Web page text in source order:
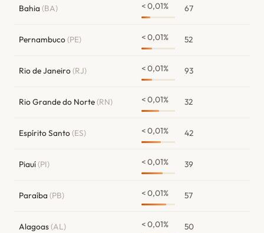
Bahia (BA) < 0,01% 67
Pernambuco(PE) < 0,01% 52
Rio de Janeiro(RJ) < 0,01% 93
Rio Grande do Norte(RN) < 0,01% 32
Espírito Santo(ES) < 0,01% 42
Piauí(PI) < 0,01% 39
Paraíba (PB) < 0,01% 57
Alagoas(AL) < 0,01% 50